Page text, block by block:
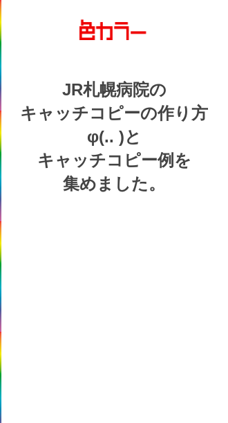
JR札幌病院の
キャッチコピーの作り方
φ(.. )と
キャッチコピー例を
集めました。